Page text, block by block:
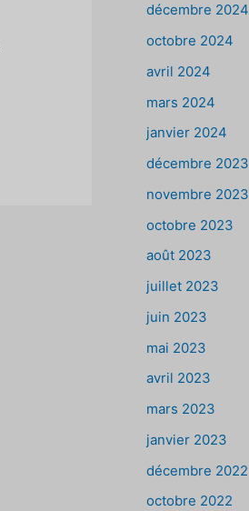
décembre 2024
octobre 2024
avril 2024
mars 2024
janvier 2024
décembre 2023
novembre 2023
octobre 2023
août 2023
juillet 2023
juin 2023
mai 2023
avril 2023
mars 2023
janvier 2023
décembre 2022
octobre 2022